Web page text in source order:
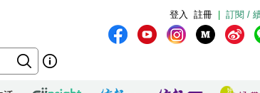
訂閱 /
註冊
登入